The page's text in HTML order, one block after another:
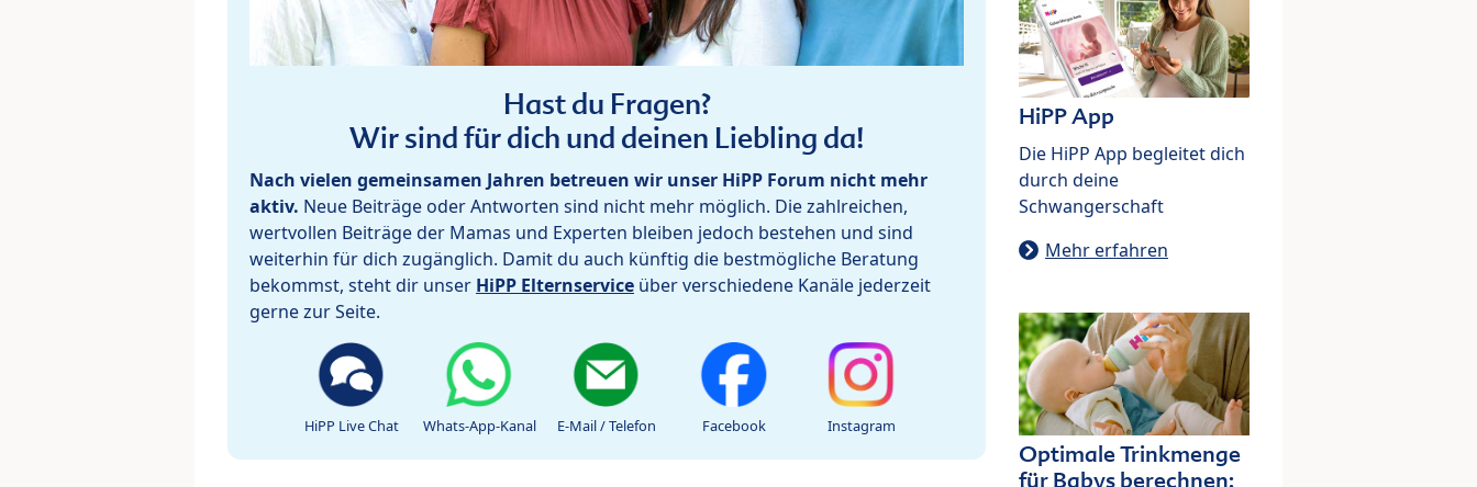
Hast du Fragen?
Wir sind für dich und deinen Liebling da!
Nach vielen gemeinsamen Jahren betreuen wir unser HiPP Forum nicht mehr
aktiv. Neue Beiträge oder Antworten sind nicht mehr möglich. Die zahlreichen,
wertvollen Beiträge der Mamas und Experten bleiben jedoch bestehen und sind
weiterhin für dich zugänglich. Damit du auch künftig die bestmögliche Beratung
bekommst, steht dir unser HiPP Elternservice über verschiedene Kanäle jederzeit
gerne zur Seite.
HiPP Live Chat Whats-App-Kanal E-Mail / Telefon Facebook Instagram
HiPP App
Die HiPP App begleitet dich
durch deine
Schwangerschaft
Mehr erfahren
Optimale Trinkmenge
für Babys berechnen: